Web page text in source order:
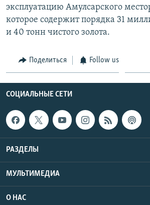
эксплуатацию Амулсарского
которое содержит порядка 31
и 40 тонн чистого золота.
Поделиться Follow us
СОЦИАЛЬНЫЕ СЕТИ
РАЗДЕЛЫ
МУЛЬТИМЕДИА
О НАС